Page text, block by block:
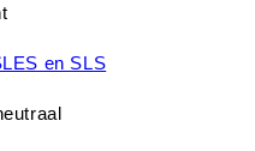
en SLS